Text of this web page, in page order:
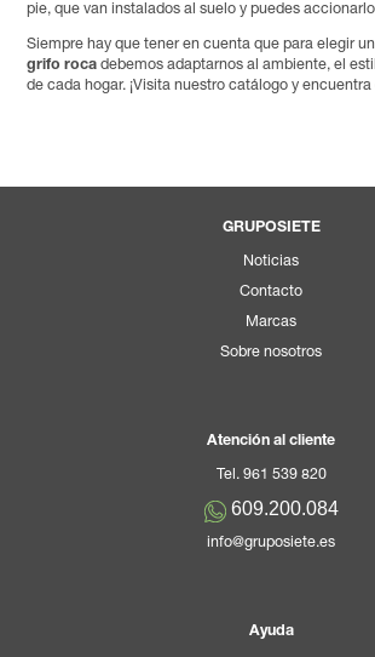
pie, que van instalados al suelo y puedes
Siempre hay que tener en cuenta que para elegir
grifo rocadebemos adaptarnos al ambiente, el
de cada hogar. ¡Visita nuestro catálogo y encuentra
GRUPOSIETE
Noticias
Contacto
Marcas
Sobre nosotros
Atención al cliente
Tel. 961 539 820
609.200.084
info@gruposiete.es
Ayuda